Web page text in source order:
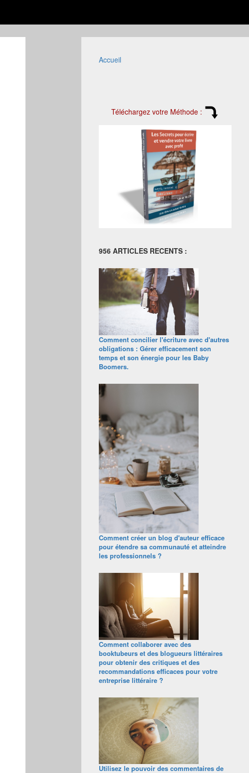
Accueil
Téléchargez votre Méthode :
956 ARTICLES RECENTS :
Comment concilier l'écriture avec d'autres
obligations : Gérer efficacement son
temps et son énergie pour les Baby
Boomers.
Comment créer un blog d'auteur efficace
pour étendre sa communauté et atteindre
les professionnels ?
Comment collaborer avec des
booktubeurs et des blogueurs littéraires
pour obtenir des critiques et des
recommandations efficaces pour votre
entreprise littéraire ?
Utilisez le pouvoir des commentaires de